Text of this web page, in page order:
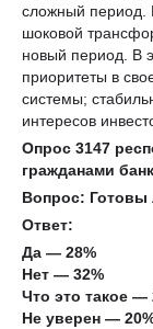
сложный период.
шоковой
новый период. В
приоритеты в
системы;
интересов
Опрос 3147
гражданами
Вопрос:
Ответ:
Да — 28%
Нет — 32%
Что это такое —
Не уверен —